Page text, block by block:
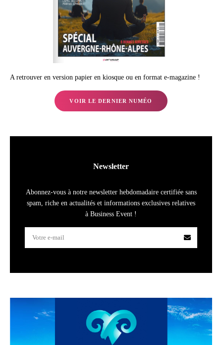
A retrouver en version papier en kiosque ou en format e-magazine !
VOIR LE DERNIER NUMÉO
Newsletter
Abonnez-vous à notre newsletter hebdomadaire certifiée sans
spam, riche en actualités et informations exclusives relatives
à Business Event !